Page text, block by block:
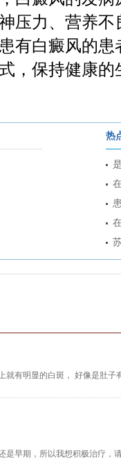
压力、营养
有白癜风的
，保持健康
热
就有明显的白斑， 好像是肚
是早期，所以我想积极治疗，